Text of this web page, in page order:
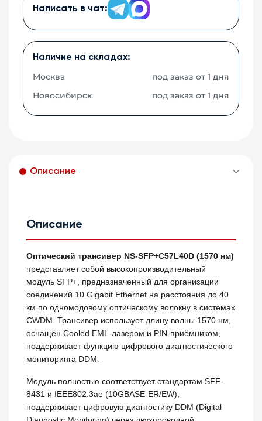
Написать в чат:
Наличие на складах:
Москва
под заказ от 1 дня
Новосибирск
под заказ от 1 дня
Описание
Описание
Оптический трансивер NS-SFP+C57L40D (1570 нм)
представляет собой высокопроизводительный
модуль SFP+, предназначенный для организации
соединений 10 Gigabit Ethernet на расстояния до 40
км по одномодовому оптическому волокну в системах
CWDM. Трансивер использует длину волны 1570 нм,
оснащён Cooled EML-лазером и PIN-приёмником,
поддерживает функцию цифрового диагностического
мониторинга DDM.
Модуль полностью соответствует стандартам SFF-
8431 и IEEE802.3ae (10GBASE-ER/EW),
поддерживает цифровую диагностику DDM (Digital